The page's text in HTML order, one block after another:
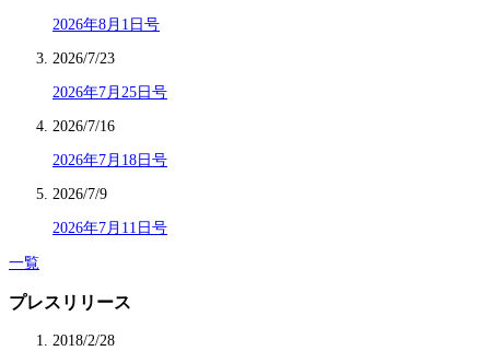
2026年8月1日号
2026/7/23
2026年7月25日号
2026/7/16
2026年7月18日号
2026/7/9
2026年7月11日号
一覧
プレスリリース
2018/2/28